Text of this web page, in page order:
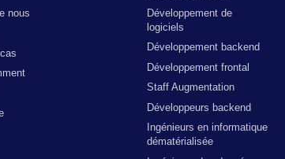
nous
Développement de
logiciels
Développement backend
Développement frontal
Staff Augmentation
Développeurs backend
Ingénieurs en informatique
dématérialisée